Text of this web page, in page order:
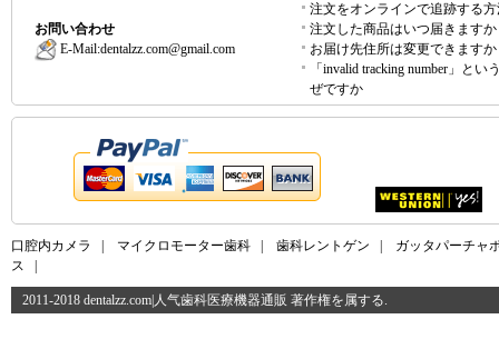
お問い合わせ
E-Mail:dentalzz.com@gmail.com
注文をオンラインで追跡する
注文した商品はいつ届きますか
お届け先住所は変更できますか
「invalid tracking number」とい
ぜですか
口腔内カメラ マイクロモーター歯科 歯科レントゲン
ガッタパーチャ
ス
2011-2018 dentalzz.com|人气歯科医療機器通販 著作権を属する.